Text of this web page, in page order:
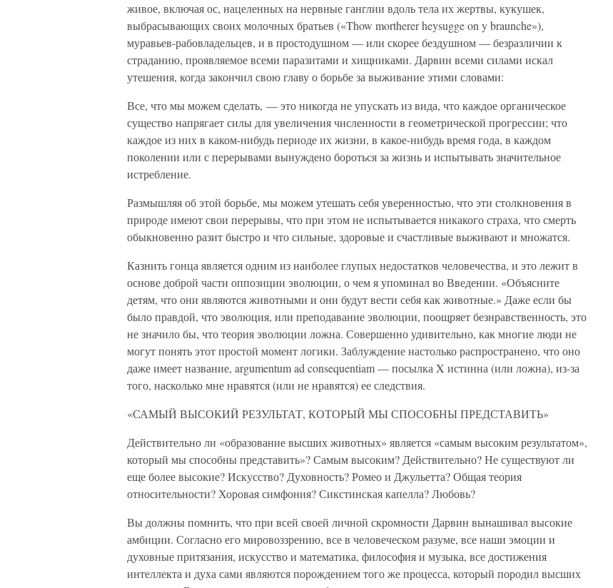
живое, включая ос, нацеленных на нервные ганглии вдоль тела их жертвы, кукушек,
выбрасывающих своих молочных братьев («Thow mortherer heysugge on y braunche»),
муравьев-рабовладельцев, и в простодушном — или скорее бездушном — безразличии к
страданию, проявляемое всеми паразитами и хищниками. Дарвин всеми силами искал
утешения, когда закончил свою главу о борьбе за выживание этими словами:
Все, что мы можем сделать, — это никогда не упускать из вида, что каждое органическое
существо напрягает силы для увеличения численности в геометрической прогрессии; что
каждое из них в каком-нибудь периоде их жизни, в какое-нибудь время года, в каждом
поколении или с перерывами вынуждено бороться за жизнь и испытывать значительное
истребление.
Размышляя об этой борьбе, мы можем утешать себя уверенностью, что эти столкновения в
природе имеют свои перерывы, что при этом не испытывается никакого страха, что смерть
обыкновенно разит быстро и что сильные, здоровые и счастливые выживают и множатся.
Казнить гонца является одним из наиболее глупых недостатков человечества, и это лежит в
основе доброй части оппозиции эволюции, о чем я упоминал во Введении. «Объясните
детям, что они являются животными и они будут вести себя как животные.» Даже если бы
было правдой, что эволюция, или преподавание эволюции, поощряет безнравственность, это
не значило бы, что теория эволюции ложна. Совершенно удивительно, как многие люди не
могут понять этот простой момент логики. Заблуждение настолько распространено, что оно
даже имеет название, argumentum ad consequentiam — посылка X истинна (или ложна), из-за
того, насколько мне нравятся (или не нравятся) ее следствия.
«САМЫЙ ВЫСОКИЙ РЕЗУЛЬТАТ, КОТОРЫЙ МЫ СПОСОБНЫ ПРЕДСТАВИТЬ»
Действительно ли «образование высших животных» является «самым высоким результатом»,
который мы способны представить»? Самым высоким? Действительно? Не существуют ли
еще более высокие? Искусство? Духовность? Ромео и Джульетта? Общая теория
относительности? Хоровая симфония? Сикстинская капелла? Любовь?
Вы должны помнить, что при всей своей личной скромности Дарвин вынашивал высокие
амбиции. Согласно его мировоззрению, все в человеческом разуме, все наши эмоции и
духовные притязания, искусство и математика, философия и музыка, все достижения
интеллекта и духа сами являются порождением того же процесса, который породил высших